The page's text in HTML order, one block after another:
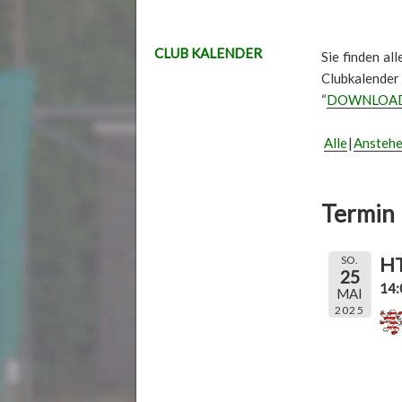
CLUB KALENDER
Sie finden
“
Alle
SO.
25
MAI
2025